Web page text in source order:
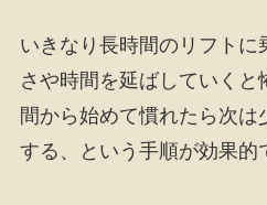
いきなり長時間のリフトに
さや時間を延ばしていく
間から始めて慣れたら次
する、という手順が効果的